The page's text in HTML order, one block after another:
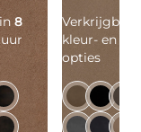
8
kleur- en
opties